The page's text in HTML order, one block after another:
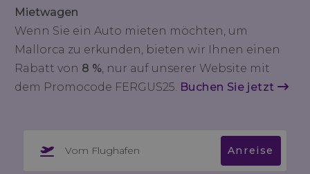
Mietwagen
Wenn Sie ein Auto mieten möchten, um
Mallorca zu erkunden, bieten wir Ihnen einen
Rabatt von 8 %, nur auf unserer Website mit
dem Promocode FERGUS25. Buchen Sie jetzt
Vom Flughafen Anreise